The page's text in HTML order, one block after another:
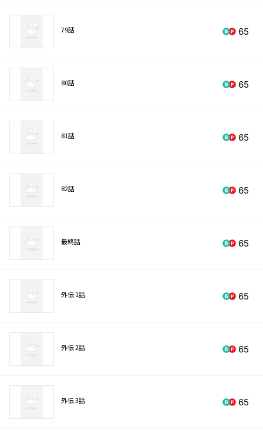
79話 65
80話 65
81話 65
82話 65
最終話 65
外伝 1話 65
外伝 2話 65
外伝 3話 65